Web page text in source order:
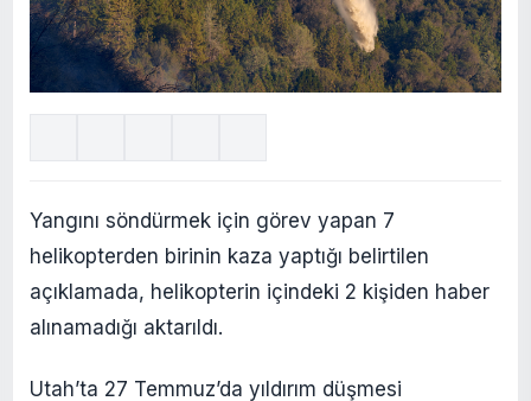
Yangını söndürmek için görev yapan 7
helikopterden birinin kaza yaptığı belirtilen
açıklamada, helikopterin içindeki 2 kişiden haber
alınamadığı aktarıldı.
Utah’ta 27 Temmuz’da yıldırım düşmesi